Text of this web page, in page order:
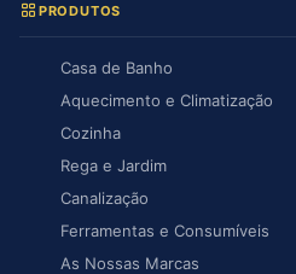
PRODUTOS
Casa de Banho
Aquecimento e Climatização
Cozinha
Rega e Jardim
Canalização
Ferramentas e Consumíveis
As Nossas Marcas